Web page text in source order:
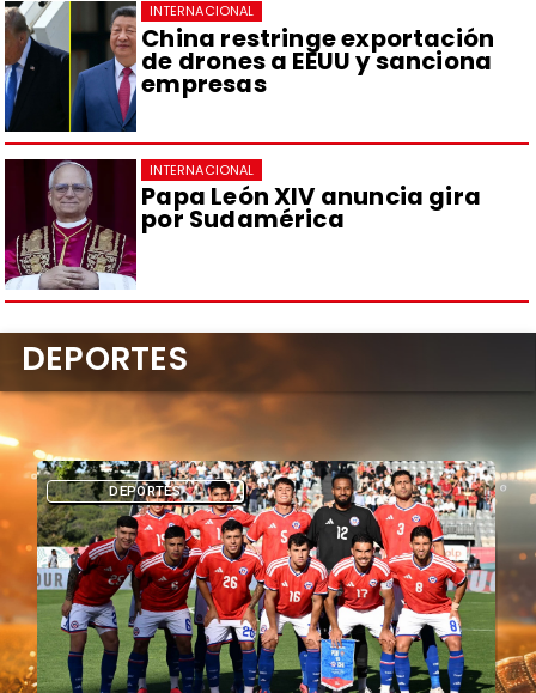
China restringe exportación
de drones a EEUU y sanciona
empresas
INTERNACIONAL
Papa León XIV anuncia gira
por Sudamérica
INTERNACIONAL
DEPORTES
DEPORTES